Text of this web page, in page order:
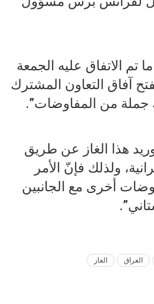
تم الاتفاق عليه الجمعة
آفاق التعاون المشترك
جملة من المفاوضات”.
هذا الغاز عن طريق
ولذلك فإنّ الأمر
أخرى مع الجانبين
العراق الغاز